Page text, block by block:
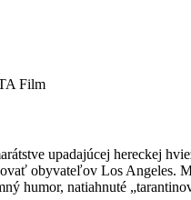
Film
upadajúcej hereckej
obyvateľov Los
humor, natiahnuté